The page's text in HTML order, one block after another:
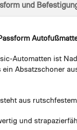
Automatten ist
ein Absatzschoner
aus
und
und